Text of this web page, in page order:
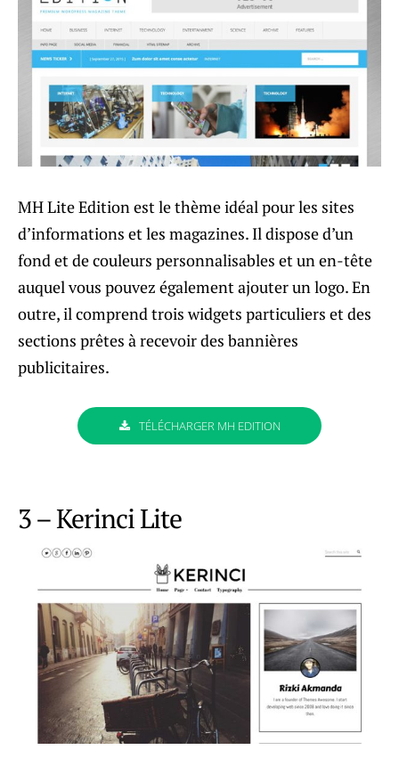
MH Lite Edition est le thème idéal pour les sites
d’informations et les magazines. Il dispose d’un
fond et de couleurs personnalisables et un en-tête
auquel vous pouvez également ajouter un logo. En
outre, il comprend trois widgets particuliers et des
sections prêtes à recevoir des bannières
publicitaires.
TÉLÉCHARGER MH EDITION
3 – Kerinci Lite